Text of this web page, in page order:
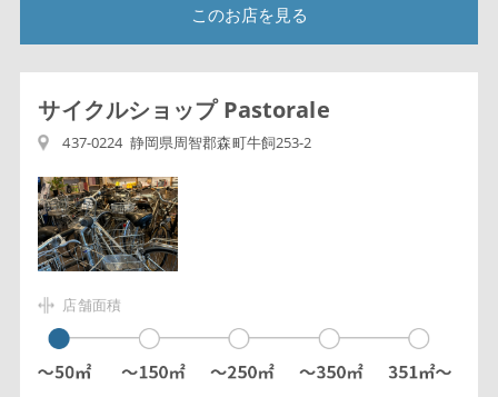
このお店を見る
サイクルショップ Pastorale
437-0224 静岡県周智郡森町牛飼253-2
店舗面積